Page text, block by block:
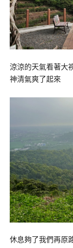
涼涼的天氣看著大
神清氣爽了起來
休息夠了我們再原